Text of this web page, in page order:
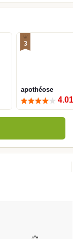
3
apothéose
4.01